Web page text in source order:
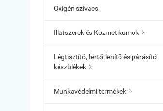
Oxigén szivacs
Illatszerek és Kozmetikumok 
Légtisztító, fertőtlenítő és párásító
készülékek 
Munkavédelmi termékek 